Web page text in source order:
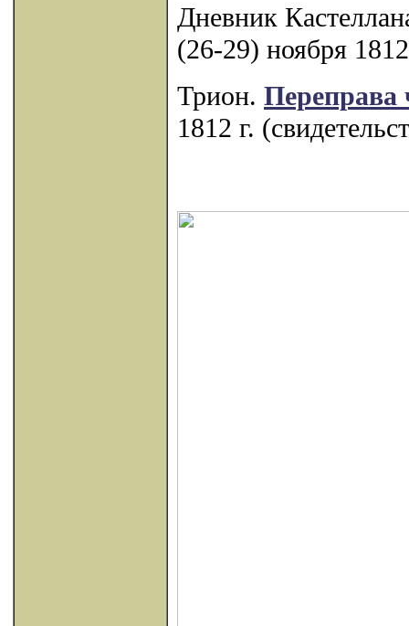
Дневник
(26-29) ноября
Трион. Переправа
1812 г.